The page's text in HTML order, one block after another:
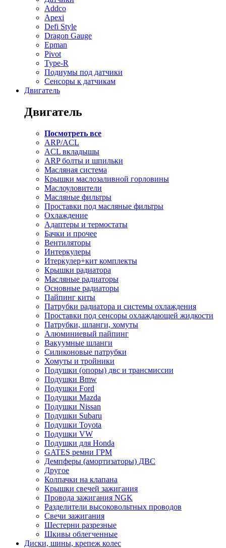
Addco
Apexi
Defi Style
Dragon Gauge
Epman
Pivot
Type-R
Подиумы под датчики
Сенсоры к датчикам
Двигатель
Двигатель
Посмотреть все
ARP/ACL
ACL вкладышы
ARP болты и шпильки
Масляная система
Крышки маслозаливной горловины
Маслоуловители
Масляные фильтры
Проставки под масляные фильтры
Охлаждение
Адаптеры и термостаты
Бачки и прочее
Вентиляторы
Интеркулеры
Итеркулер+кит комплекты
Крышки радиатора
Масляные радиаторы
Основные радиаторы
Пайпинг киты
Патрубки радиатора и системы охлаждения
Проставки под сенсоры охлаждающей жидкости
Патрубки, шланги, хомуты
Алюминиевый пайпинг
Вакуумные шланги
Силиконовые патрубки
Хомуты и тройники
Подушки (опоры) двс и трансмиссии
Подушки Bmw
Подушки Ford
Подушки Mazda
Подушки Nissan
Подушки Subaru
Подушки Toyota
Подушки VW
Подушки для Honda
GATES ремни ГРМ
Демпферы (амортизаторы) ДВС
Другое
Колпачки на клапана
Крышки свечей зажигания
Провода зажигания NGK
Разделители высоковольтных проводов
Свечи зажигания
Шестерни разрезные
Шкивы облегченные
Диски, шины, крепеж колес